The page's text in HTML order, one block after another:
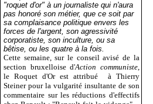
"roquet d'or" à un journaliste qui n'aura
pas honoré son métier, que ce soit par
sa complaisance politique envers les
forces de l'argent, son agressivité
corporatiste, son inculture, ou sa
bêtise, ou les quatre à la fois.
Cette semaine, sur le conseil avisé de la
section bruxelloise d'Action communiste,
le Roquet d'Or est attribué
à Thierry
Steiner pour la vulgarité insultante de son
commentaire sur les réductions d'effectifs